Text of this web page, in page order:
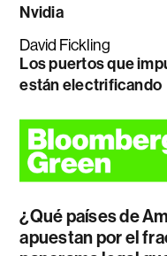
Nvidia
David Fickling
Los puertos que
están electrificando
¿Qué países de
apuestan por el